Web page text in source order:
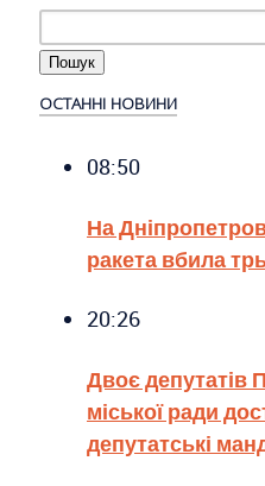
ОСТАННІ НОВИНИ
08:50
На
ракета вбила
20:26
Двоє депутатів
міської ради
депутатські